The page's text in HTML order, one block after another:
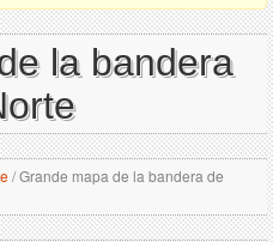
la bandera
/Grande mapa de la bandera de